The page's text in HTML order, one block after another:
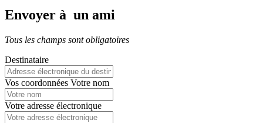
Envoyer à un ami
Tous les champs sont obligatoires
Destinataire
Vos coordonnées Votre nom
Votre adresse électronique